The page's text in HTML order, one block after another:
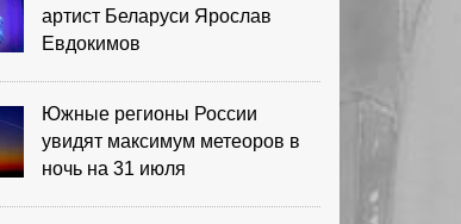
артист Беларуси Ярослав
Евдокимов
Южные регионы России
увидят максимум метеоров в
ночь на 31 июля